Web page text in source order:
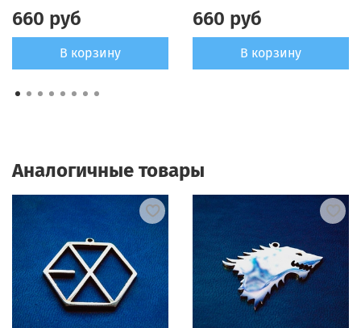
660 руб
В корзину
660 руб
В корзину
Аналогичные товары